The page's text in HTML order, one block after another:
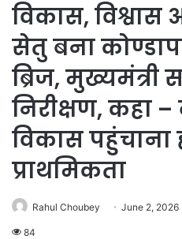
विकास,
सेतु बना
ब्रिज, मुख्यमंत्री
निरीक्षण, कहा –
विकास पहुंचाना
प्राथमिकता
Rahul Choubey June 2, 2026
84